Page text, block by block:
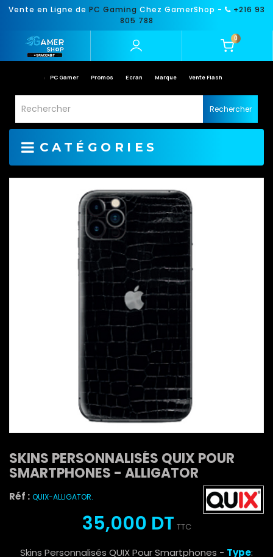
Vente en Ligne de PC Gaming Chez GamerShop -
+216 93
805 788
0
PC Gamer Promos Ecran Marque Vente Flash
Rechercher
CATÉGORIES
SKINS PERSONNALISÉS QUIX POUR
SMARTPHONES - ALLIGATOR
Réf : QUIX-ALLIGATOR.
35,000 DT TTC
Skins Personnalisés QUIX Pour Smartphones - Type: